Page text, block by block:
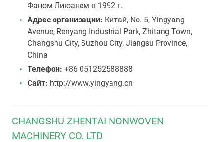
Фаном Лиюанем в 1992 г.
Адрес организации: Китай, No. 5, Yingyang
Avenue, Renyang Industrial Park, Zhitang Town,
Changshu City, Suzhou City, Jiangsu Province,
China
Телефон: +86 051252588888
Сайт: http://www.yingyang.cn
CHANGSHU ZHENTAI NONWOVEN
MACHINERY CO. LTD